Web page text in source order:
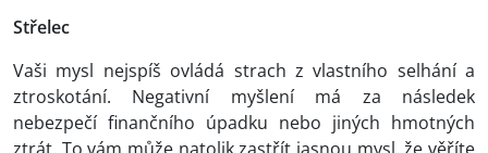
Střelec
Vaši mysl nejspíš ovládá strach z vlastního selhání a
ztroskotání. Negativní myšlení má za následek
nebezpečí finančního úpadku nebo jiných hmotných